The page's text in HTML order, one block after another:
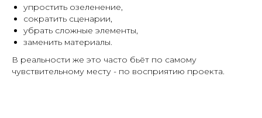
упростить озеленение,
сократить сценарии,
убрать сложные элементы,
заменить материалы.
В реальности же это часто бьёт по самому
чувствительному месту - по восприятию проекта.